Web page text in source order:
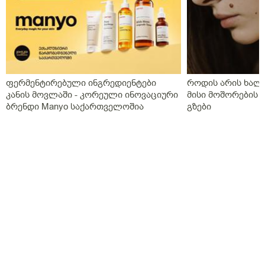
ფერმენტირებული ინგრედიენტები
კანის მოვლაში - კორეული ინოვაციური
ბრენდი Manyo საქართველოშია
როდის არის
მისი მოშორების
გზები